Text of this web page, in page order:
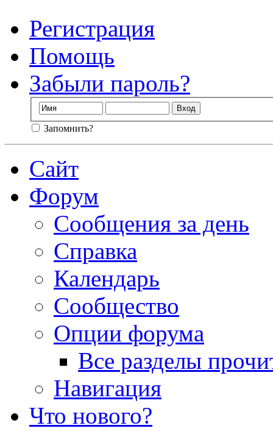
Регистрация
Помощь
Забыли пароль?
Запомнить?
Сайт
Форум
Сообщения за день
Справка
Календарь
Сообщество
Опции форума
Все разделы
Навигация
Что нового?